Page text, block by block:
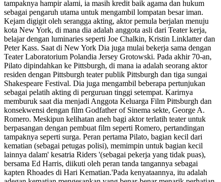
tampaknya hampir alami, ia masih kredit baik agama dan hukum
sebagai pengaruh utama untuk mengambil lompatan besar iman.
Kejam digigit oleh serangga akting, aktor pemula berjalan menuju
kota New York, di mana dia adalah anggota asli dari Teater kerja,
belajar dengan luminaries seperti Joe Chalkin, Kristin Linklatter dan
Peter Kass. Saat di New York Dia juga mulai bekerja sama dengan
Teater Laboratorium Polandia Jersey Grotowski. Pada akhir 70-an,
Pilato dipindahkan ke Pittsburgh, di mana ia adalah seorang aktor
residen dengan Pittsburgh teater publik Pittsburgh dan tiga sungai
Shakespeare Festival. Dia juga mengambil beberapa pertunjukan
sebagai pelatih akting di perguruan tinggi setempat. Karirnya
memburuk saat dia menjadi Anggota Keluarga Film Pittsburgh dan
konsekwensi dengan film Godfather of Sinema sekte, George A.
Romero. Meskipun kelihatan aneh bagi aktor terlatih teater untuk
berpasangan dengan pembuat film seperti Romero, pertandingan
tampaknya seperti surga. Peran pertama Pilato, bagian kecil dari
kematian (sebagai petugas polisi), memimpin untuk bagian kecil
lainnya dalam' kesatria Riders '(sebagai pekerja yang tidak puas),
bersama Ed Harris, diikuti oleh peran tanda tangannya sebagai
kapten Rhoades di Hari Kematian.'Pada kenyataannya, itu adalah